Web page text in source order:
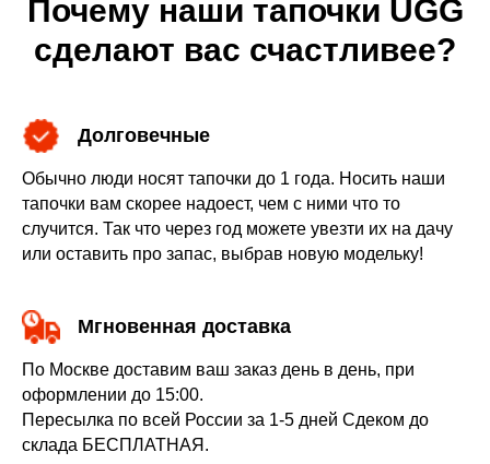
Почему наши тапочки UGG
сделают вас счастливее?
Долговечные
Обычно люди носят тапочки до 1 года. Носить наши
тапочки вам скорее надоест, чем с ними что то
случится. Так что через год можете увезти их на дачу
или оставить про запас, выбрав новую модельку!
Мгновенная доставка
По Москве доставим ваш заказ день в день, при
оформлении до 15:00.
Пересылка по всей России за 1-5 дней Сдеком до
склада БЕСПЛАТНАЯ.